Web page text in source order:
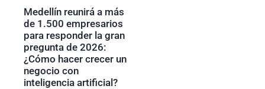
Medellín reunirá a más
de 1.500 empresarios
para responder la gran
pregunta de 2026:
¿Cómo hacer crecer un
negocio con
inteligencia artificial?